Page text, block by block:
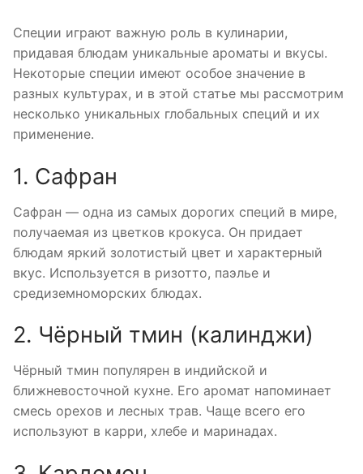
Специи играют важную роль в кулинарии,
придавая блюдам уникальные ароматы и вкусы.
Некоторые специи имеют особое значение в
разных культурах, и в этой статье мы рассмотрим
несколько уникальных глобальных специй и их
применение.
1. Сафран
Сафран — одна из самых дорогих специй в мире,
получаемая из цветков крокуса. Он придает
блюдам яркий золотистый цвет и характерный
вкус. Используется в ризотто, паэлье и
средиземноморских блюдах.
2. Чёрный тмин (калинджи)
Чёрный тмин популярен в индийской и
ближневосточной кухне. Его аромат напоминает
смесь орехов и лесных трав. Чаще всего его
используют в карри, хлебе и маринадах.